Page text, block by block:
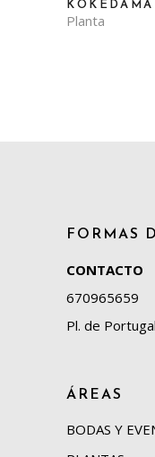
KOKEDAMA
Planta
FORMAS
CONTACTO
670965659
Pl. de
ÁREAS
BODAS Y